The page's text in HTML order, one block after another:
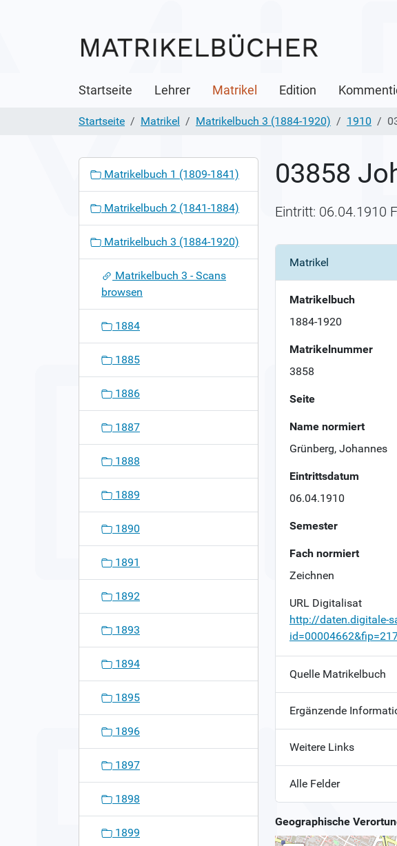
Startseite Lehrer Matrikel Edition
Startseite
Matrikel Matrikelbuch 3 (1884-1920) 1910
03858
Eintritt: 06.04.1910
Matrikel
Matrikelbuch
1884-1920
Matrikelnummer
3858
Seite
Name normiert
Grünberg, Johannes
Eintrittsdatum
06.04.1910
Semester
Fach normiert
Zeichnen
URL Digitalisat
http://daten.digitale-
Quelle Matrikelbuch
Ergänzende
Weitere Links
Alle Felder
Geographische
n
Matrikelbuch 1 (1809-1841)
Matrikelbuch 2 (1841-1884)
Matrikelbuch 3 (1884-1920)
Matrikelbuch 3 - Scans
browsen
1884
1885
1886
1887
1888
1889
1890
1891
1892
1893
1894
1895
1896
1897
1898
1899